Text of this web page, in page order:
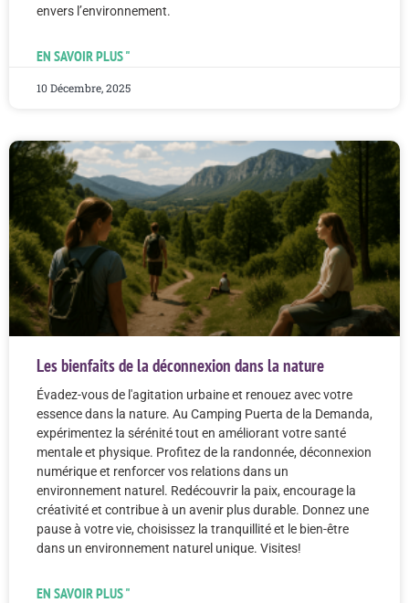
envers l’environnement.
EN SAVOIR PLUS "
10 Décembre, 2025
Les bienfaits de la déconnexion dans la nature
Évadez-vous de l'agitation urbaine et renouez avec votre
essence dans la nature. Au Camping Puerta de la Demanda,
expérimentez la sérénité tout en améliorant votre santé
mentale et physique. Profitez de la randonnée, déconnexion
numérique et renforcer vos relations dans un
environnement naturel. Redécouvrir la paix, encourage la
créativité et contribue à un avenir plus durable. Donnez une
pause à votre vie, choisissez la tranquillité et le bien-être
dans un environnement naturel unique. Visites!
EN SAVOIR PLUS "